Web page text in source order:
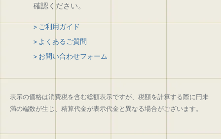
確認ください。
> ご利用ガイド
> よくあるご質問
> お問い合わせフォーム
表示の価格は消費税を含む総額表示ですが、税額を計算する際に円未
満の端数が生じ、精算代金が表示代金と異なる場合がございます。